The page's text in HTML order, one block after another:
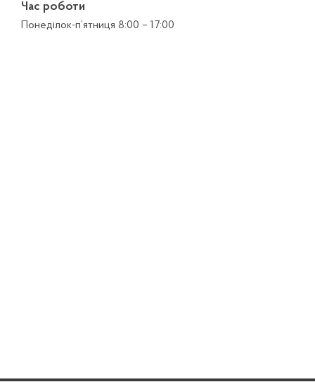
Час роботи
Понеділок-п’ятниця 8:00 – 17:00